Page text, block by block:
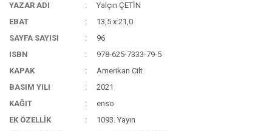
YAZAR ADI
Yalçın ÇETİN
EBAT
13,5 x 21,0
SAYFA SAYISI
96
ISBN
978-625-7333-79-5
KAPAK
Amerikan Cilt
BASIM YILI
2021
KAĞIT
enso
EK ÖZELLİK
1093. Yayın